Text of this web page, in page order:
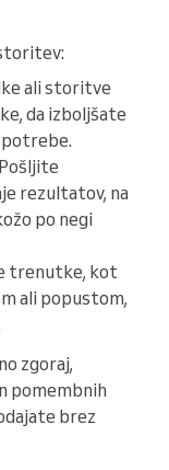
ali storitve
da izboljšate
potrebe.
Pošljite
rezultatov, na
po negi
trenutke, kot
ali popustom,
zgoraj,
pomembnih
brez